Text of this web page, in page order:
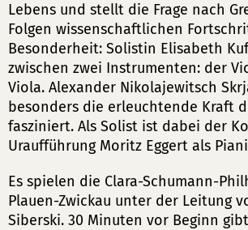
Lebens und stellt die Frage nach
Folgen wissenschaftlichen
Besonderheit: Solistin Elisabeth
zwischen zwei Instrumenten: der
Viola. Alexander Nikolajewitsch
besonders die erleuchtende Kraft
fasziniert. Als Solist ist dabei der
Uraufführung Moritz Eggert als
Es spielen die Clara-Schumann-
Plauen-Zwickau unter der Leitung
Siberski. 30 Minuten vor Beginn